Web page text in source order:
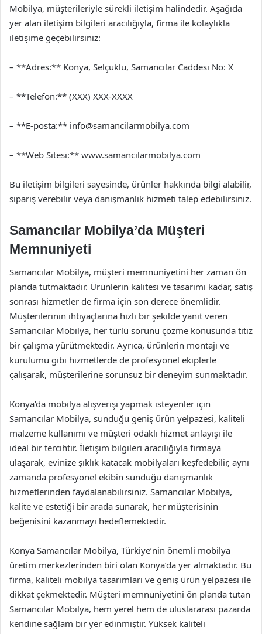
Mobilya, müşterileriyle sürekli iletişim halindedir. Aşağıda
yer alan iletişim bilgileri aracılığıyla, firma ile kolaylıkla
iletişime geçebilirsiniz:
– **Adres:** Konya, Selçuklu, Samancılar Caddesi No: X
– **Telefon:** (XXX) XXX-XXXX
– **E-posta:** info@samancilarmobilya.com
– **Web Sitesi:** www.samancilarmobilya.com
Bu iletişim bilgileri sayesinde, ürünler hakkında bilgi alabilir,
sipariş verebilir veya danışmanlık hizmeti talep edebilirsiniz.
Samancılar Mobilya’da Müşteri
Memnuniyeti
Samancılar Mobilya, müşteri memnuniyetini her zaman ön
planda tutmaktadır. Ürünlerin kalitesi ve tasarımı kadar, satış
sonrası hizmetler de firma için son derece önemlidir.
Müşterilerinin ihtiyaçlarına hızlı bir şekilde yanıt veren
Samancılar Mobilya, her türlü sorunu çözme konusunda titiz
bir çalışma yürütmektedir. Ayrıca, ürünlerin montajı ve
kurulumu gibi hizmetlerde de profesyonel ekiplerle
çalışarak, müşterilerine sorunsuz bir deneyim sunmaktadır.
Konya’da mobilya alışverişi yapmak isteyenler için
Samancılar Mobilya, sunduğu geniş ürün yelpazesi, kaliteli
malzeme kullanımı ve müşteri odaklı hizmet anlayışı ile
ideal bir tercihtir. İletişim bilgileri aracılığıyla firmaya
ulaşarak, evinize şıklık katacak mobilyaları keşfedebilir, aynı
zamanda profesyonel ekibin sunduğu danışmanlık
hizmetlerinden faydalanabilirsiniz. Samancılar Mobilya,
kalite ve estetiği bir arada sunarak, her müşterisinin
beğenisini kazanmayı hedeflemektedir.
Konya Samancılar Mobilya, Türkiye’nin önemli mobilya
üretim merkezlerinden biri olan Konya’da yer almaktadır. Bu
firma, kaliteli mobilya tasarımları ve geniş ürün yelpazesi ile
dikkat çekmektedir. Müşteri memnuniyetini ön planda tutan
Samancılar Mobilya, hem yerel hem de uluslararası pazarda
kendine sağlam bir yer edinmiştir. Yüksek kaliteli